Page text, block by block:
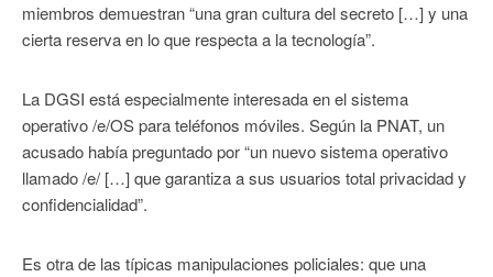
miembros demuestran “una gran cultura del secreto […] y una
cierta reserva en lo que respecta a la tecnología”.
La DGSI está especialmente interesada en el sistema
operativo /e/OS para teléfonos móviles. Según la PNAT, un
acusado había preguntado por “un nuevo sistema operativo
llamado /e/ […] que garantiza a sus usuarios total privacidad y
confidencialidad”.
Es otra de las típicas manipulaciones policiales: que una